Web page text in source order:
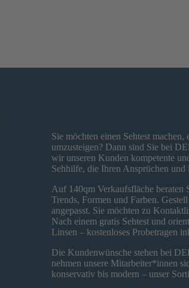
Sie möchten einen Sehtest
umzusteigen? Dann sind Sie bei
wir unseren Kunden kompetente
Sehhilfe, die Ihren Ansprüchen
Auf 140qm Verkaufsfläche beraten
Trends, Formen und Farben.
angepasst. Sie möchten zu
Nach einem gratis Sehtest und
Linsen – kostenloses Probetragen
Die Kundenwünsche stehen bei
nehmen unsere Mitarbeiter*innen
konservativ bis modern – unser